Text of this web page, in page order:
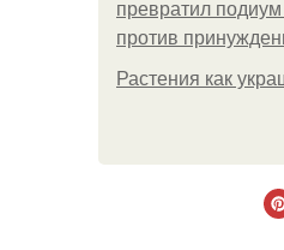
превратил
против
Растения как